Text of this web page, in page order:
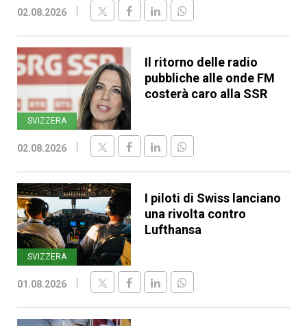
02.08.2026
SVIZZERA
Il ritorno delle radio
pubbliche alle onde FM
costerà caro alla SSR
02.08.2026
SVIZZERA
I piloti di Swiss lanciano
una rivolta contro
Lufthansa
01.08.2026